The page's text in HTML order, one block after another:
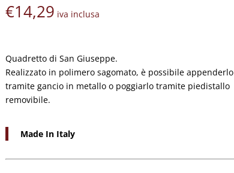
€14,29 iva inclusa
Quadretto di San Giuseppe.
Realizzato in polimero sagomato, è possibile appenderlo
tramite gancio in metallo o poggiarlo tramite piedistallo
removibile.
Made In Italy